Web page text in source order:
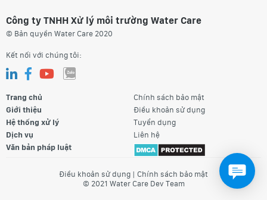
Công ty TNHH Xử lý môi trường Water Care
© Bản quyền Water Care 2020
Kết nối với chúng tôi:
Trang chủ
Giới thiệu
Hệ thống xử lý
Dịch vụ
Văn bản pháp luật
Chính sách bảo mật
Điều khoản sử dụng
Tuyển dụng
Liên hệ
Điều khoản sử dụng | Chính sách bảo mật
© 2021 Water Care Dev Team